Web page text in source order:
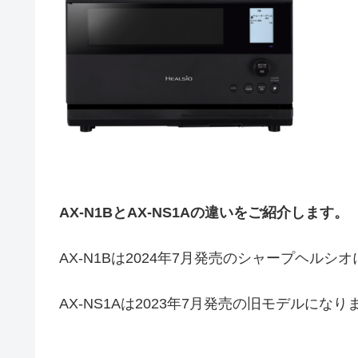
AX-N1BとAX-NS1Aの違いをご紹介します。
AX-N1Bは2024年7月発売のシャープヘルシオ
AX-NS1Aは2023年7月発売の旧モデルになりま